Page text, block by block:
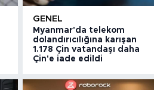
GENEL
Myanmar'da telekom
dolandırıcılığına karışan
1.178 Çin vatandaşı daha
Çin'e iade edildi